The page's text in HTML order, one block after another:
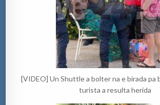
[VIDEO] Un Shuttle a bolter na e birada pa
turista a resulta herida